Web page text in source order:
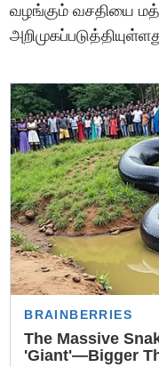
வழங்கும் வசதியை